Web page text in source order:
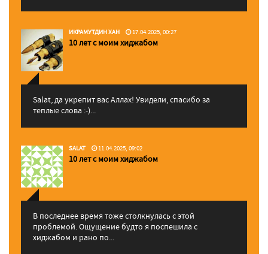
ИКРАМУТДИН ХАН 17.04.2025, 00:27
10 лет с моим хиджабом
Salat, да укрепит вас Аллаx! Увидели, спасибо за
теплые слова :-)...
SALAT 11.04.2025, 09:02
10 лет с моим хиджабом
В последнее время тоже столкнулась с этой
проблемой. Ощущение будто я поспешила с
хиджабом и рано по...